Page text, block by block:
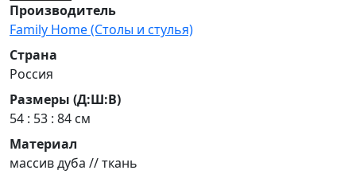
Производитель
Family Home (Столы и стулья)
Страна
Россия
Размеры (Д:Ш:В)
54 : 53 : 84 см
Материал
массив дуба // ткань